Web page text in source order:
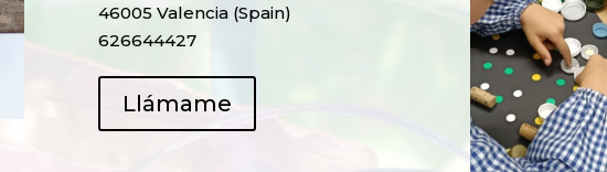
46005 Valencia (Spain)
626644427
Llámame